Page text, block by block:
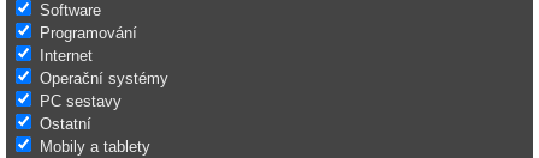
Software
Programování
Internet
Operační systémy
PC sestavy
Ostatní
Mobily a tablety